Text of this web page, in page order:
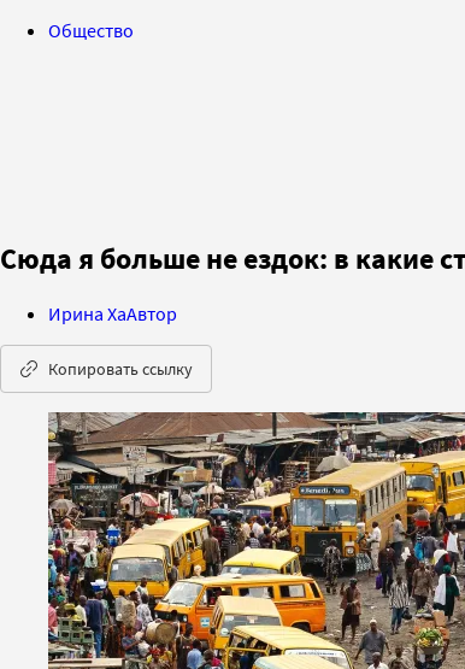
Общество
Сюда я больше не ездок: в какие
Ирина ХаАвтор
Копировать ссылку